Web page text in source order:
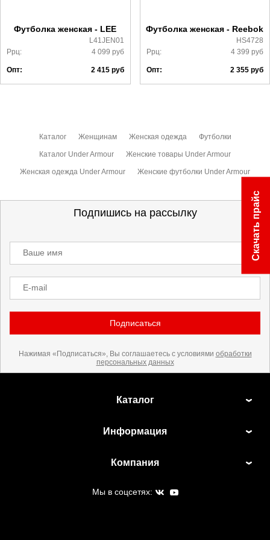
Футболка женская - LEE
L41JEN01
Ррц:
4 099 руб
Опт: 2 415руб
Футболка женская - Reebok
HS4728
Ррц:
4 399 руб
Опт: 2 355 руб
Каталог Женщинам Женская одежда Футболки
Каталог Under Armour Женские товары Under Armour
Женская одежда Under Armour Женские футболки Under Armour
Подпишись на рассылку
Ваше имя
E-mail
Подписаться
Нажимая «Подписаться», Вы соглашаетесь с условиями обработки
персональных данных
Каталог
Информация
Компания
Мы в соцсетях:
Скачать прайс